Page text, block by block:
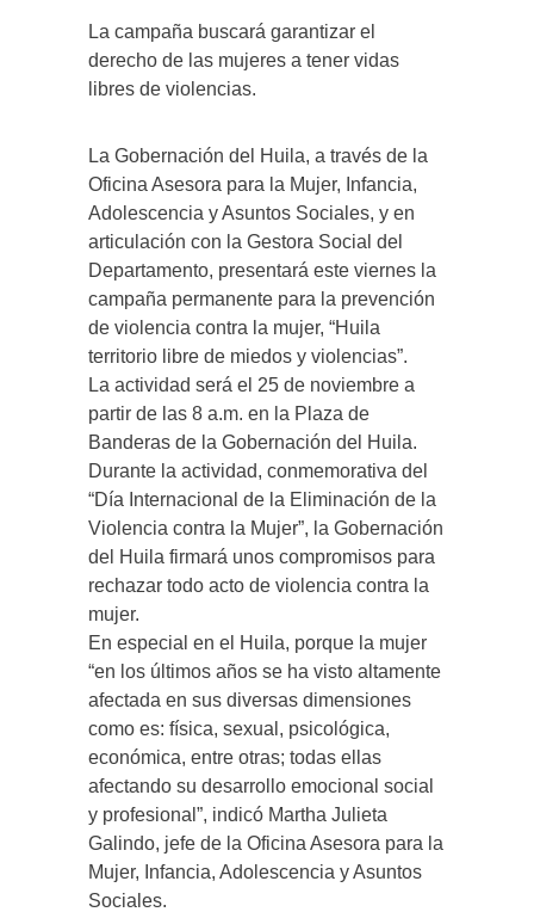
La campaña buscará garantizar el
derecho de las mujeres a tener vidas
libres de violencias.
La Gobernación del Huila, a través de la
Oficina Asesora para la Mujer, Infancia,
Adolescencia y Asuntos Sociales, y en
articulación con la Gestora Social del
Departamento, presentará este viernes la
campaña permanente para la prevención
de violencia contra la mujer, “Huila
territorio libre de miedos y violencias”.
La actividad será el 25 de noviembre a
partir de las 8 a.m. en la Plaza de
Banderas de la Gobernación del Huila.
Durante la actividad, conmemorativa del
“Día Internacional de la Eliminación de la
Violencia contra la Mujer”, la Gobernación
del Huila firmará unos compromisos para
rechazar todo acto de violencia contra la
mujer.
En especial en el Huila, porque la mujer
“en los últimos años se ha visto altamente
afectada en sus diversas dimensiones
como es: física, sexual, psicológica,
económica, entre otras; todas ellas
afectando su desarrollo emocional social
y profesional”, indicó Martha Julieta
Galindo, jefe de la Oficina Asesora para la
Mujer, Infancia, Adolescencia y Asuntos
Sociales.